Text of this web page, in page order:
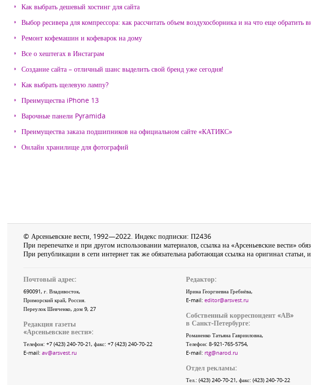
Как выбрать дешевый хостинг для сайта
Выбор ресивера для компрессора: как рассчитать объем воздухосборника и на что еще обратить
Ремонт кофемашин и кофеварок на дому
Все о хештегах в Инстаграм
Создание сайта – отличный шанс выделить свой бренд уже сегодня!
Как выбрать щелевую лампу?
Преимущества iPhone 13
Варочные панели Pyramida
Преимущества заказа подшипников на официальном сайте «КАТИКС»
Онлайн хранилище для фотографий
© Арсеньевские вести, 1992—2022. Индекс подписки: П2436
При перепечатке и при другом использовании материалов, ссылка на «Арсеньевские вести»
При републикации в сети интернет так же обязательна работающая ссылка на оригинал статьи,
Почтовый адрес:
690091, г. Владивосток,
Приморский край, Россия.
Переулок Шевченко, дом 9, 27
Редакция газеты
«Арсеньевские вести»:
Телефон: +7 (423) 240-70-21, факс: +7 (423) 240-70-22
E-mail: av@arsvest.ru
Редактор:
Ирина Георгиевна Гребнёва,
E-mail: editor@arsvest.ru
Собственный корреспондент «АВ»
в Санкт-Петербурге:
Романенко Татьяна Гаврииловна,
Телефон: 8-921-765-5754,
E-mail: rtg@narod.ru
Отдел рекламы:
Тел.: (423) 240-70-21, факс: (423) 240-70-22